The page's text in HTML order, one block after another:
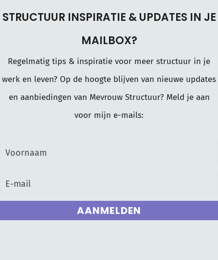
STRUCTUUR INSPIRATIE & UPDATES IN JE
MAILBOX?
Regelmatig tips & inspiratie voor meer structuur in je
werk en leven? Op de hoogte blijven van nieuwe updates
en aanbiedingen van Mevrouw Structuur? Meld je aan
voor mijn e-mails:
AANMELDEN